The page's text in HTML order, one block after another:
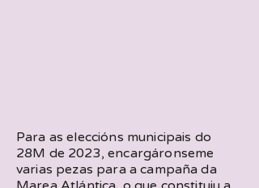
Para as eleccións municipais do
28M de 2023, encargáronseme
varias pezas para a campaña da